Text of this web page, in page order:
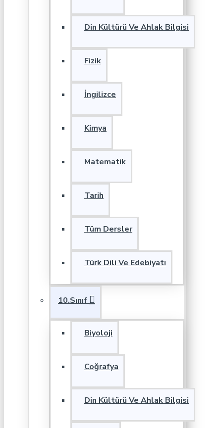
Din Kültürü Ve Ahlak Bilgisi
Fizik
İngilizce
Kimya
Matematik
Tarih
Tüm Dersler
Türk Dili Ve Edebiyatı
10.Sınıf
Biyoloji
Coğrafya
Din Kültürü Ve Ahlak Bilgisi